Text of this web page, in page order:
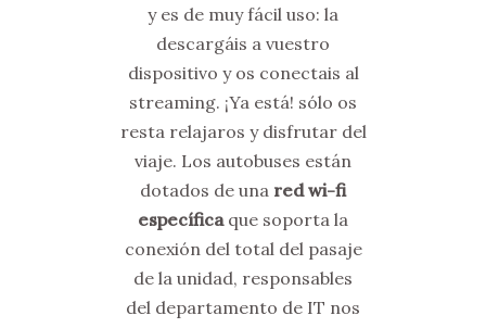
y es de muy fácil uso: la
descargáis a vuestro
dispositivo y os conectais al
streaming. ¡Ya está! sólo os
resta relajaros y disfrutar del
viaje. Los autobuses están
dotados de una red wi-fi
específicaque soporta la
conexión del total del pasaje
de la unidad, responsables
del departamento de IT nos